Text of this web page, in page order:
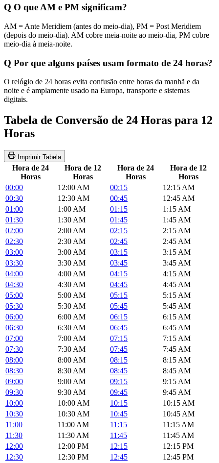
Q O que AM e PM significam?
AM = Ante Meridiem (antes do meio-dia), PM = Post Meridiem
(depois do meio-dia). AM cobre meia-noite ao meio-dia, PM cobre
meio-dia à meia-noite.
Q Por que alguns países usam formato de 24 horas?
O relógio de 24 horas evita confusão entre horas da manhã e da
noite e é amplamente usado na Europa, transporte e sistemas
digitais.
Tabela de Conversão de 24 Horas para 12
Horas
Imprimir Tabela
Hora de 24
Horas
Hora de 12
Horas
Hora de 24
Horas
Hora de 12
Horas
00:00
12:00 AM 00:15
12:15 AM
00:30
12:30 AM 00:45
12:45 AM
01:00
1:00 AM 01:15
1:15 AM
01:30
1:30 AM 01:45
1:45 AM
02:00
2:00 AM 02:15
2:15 AM
02:30
2:30 AM 02:45
2:45 AM
03:00
3:00 AM 03:15
3:15 AM
03:30
3:30 AM 03:45
3:45 AM
04:00
4:00 AM 04:15
4:15 AM
04:30
4:30 AM 04:45
4:45 AM
05:00
5:00 AM 05:15
5:15 AM
05:30
5:30 AM 05:45
5:45 AM
06:00
6:00 AM 06:15
6:15 AM
06:30
6:30 AM 06:45
6:45 AM
07:00
7:00 AM 07:15
7:15 AM
07:30
7:30 AM 07:45
7:45 AM
08:00
8:00 AM 08:15
8:15 AM
08:30
8:30 AM 08:45
8:45 AM
09:00
9:00 AM 09:15
9:15 AM
09:30
9:30 AM 09:45
9:45 AM
10:00
10:00 AM 10:15
10:15 AM
10:30
10:30 AM 10:45
10:45 AM
11:00
11:00 AM 11:15
11:15 AM
11:30
11:30 AM 11:45
11:45 AM
12:00
12:00 PM 12:15
12:15 PM
12:30
12:30 PM 12:45
12:45 PM